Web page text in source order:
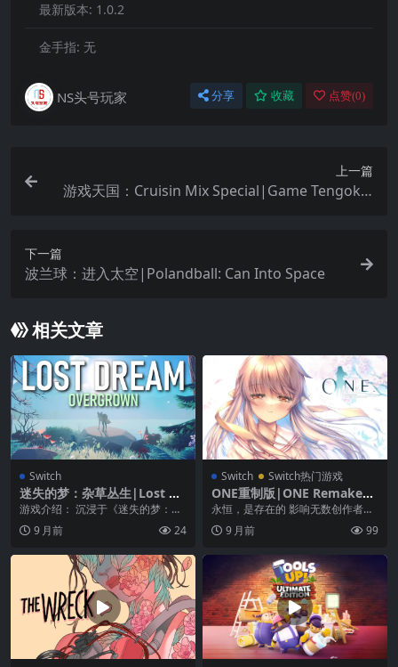
最新版本: 1.0.2
金手指: 无
NS头号玩家 分享 收藏 点赞(0)
上一篇
游戏天国：Cruisin Mix Special|Game Tengoku:
下一篇
波兰球：进入太空|Polandball: Can Into Space
相关文章
Switch
迷失的梦：杂草丛生|Lost Dr
eam: Overgrown
游戏介绍： 沉浸于《迷失的梦：杂
草丛生》的迷人世界吧！这款宁静
的步行模拟游戏，将...
9 月前 24
Switch Switch热门游戏
ONE重制版|ONE Remake中
文
永恒，是存在的 影响无数创作者与
玩家的经典文字冒险游戏将以全新
面貌回归！ 让我能...
9 月前 99